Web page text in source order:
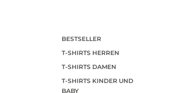
BESTSELLER
T-SHIRTS HERREN
T-SHIRTS DAMEN
T-SHIRTS KINDER UND
BABY